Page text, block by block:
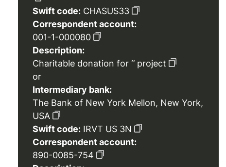
Swift code: CHASUS33
Correspondent account:
001-1-000080
Description:
Charitable donation for ‘’ project
or
Intermediary bank:
The Bank of New York Mellon, New York,
USA
Swift code: IRVT US 3N
Correspondent account:
890-0085-754